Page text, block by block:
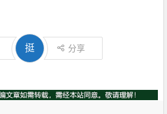
挺 分享